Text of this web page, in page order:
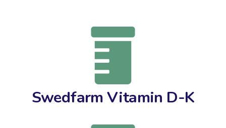
Swedfarm Vitamin D-K